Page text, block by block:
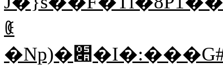
ꈿ
�Np)�׊�I�:���G#�h�\����K�<^��LEy�)�H�r�